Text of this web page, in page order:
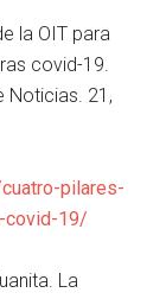
la OIT para
covid-19.
Noticias. 21,
pilares-
covid-19/
La